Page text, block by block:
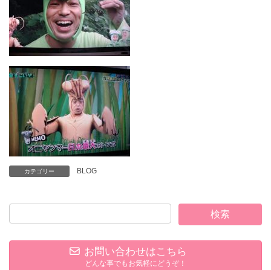
カテゴリー BLOG
お問い合わせはこちら
どんな事でもお気軽にどうぞ！